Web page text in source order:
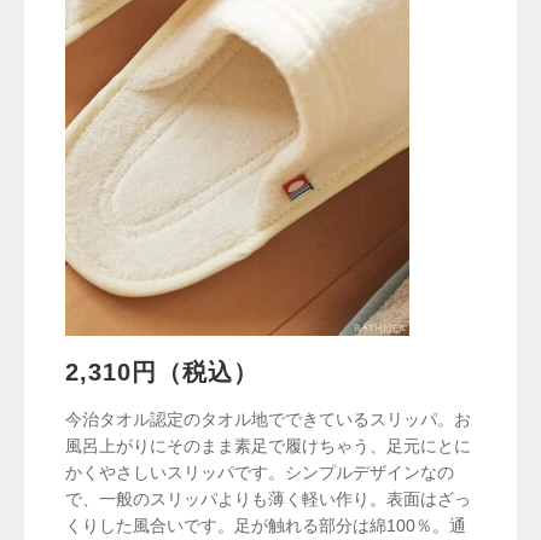
2,310円（税込）
今治タオル認定のタオル地でできているスリッパ。お
風呂上がりにそのまま素足で履けちゃう、足元にとに
かくやさしいスリッパです。シンプルデザインなの
で、一般のスリッパよりも薄く軽い作り。表面はざっ
くりした風合いです。足が触れる部分は綿100％。通